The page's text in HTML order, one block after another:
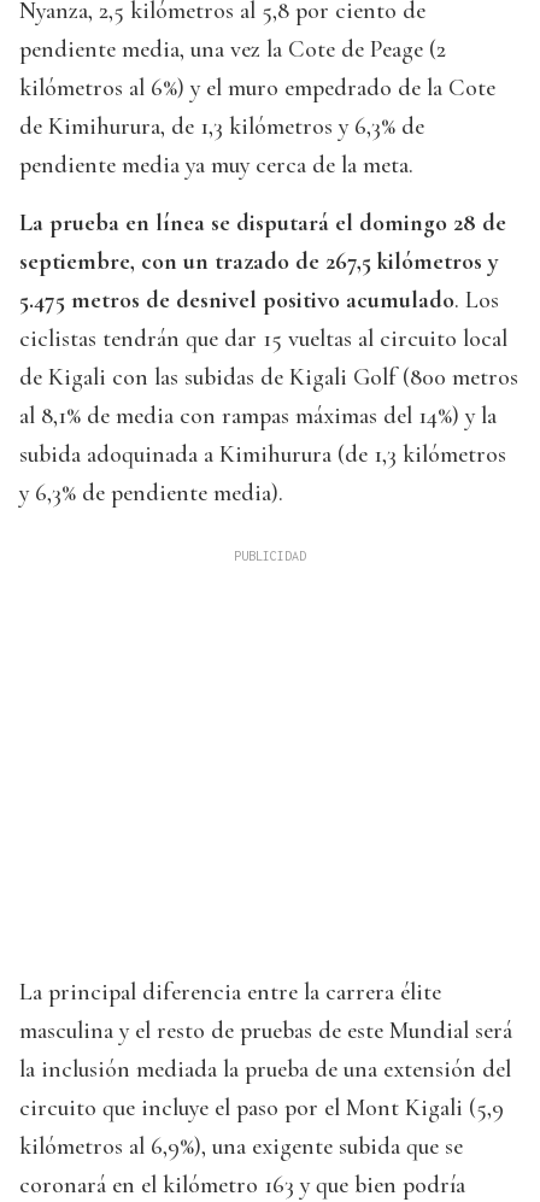
Nyanza, 2,5 kilómetros al 5,8 por ciento de
pendiente media, una vez la Cote de Peage (2
kilómetros al 6%) y el muro empedrado de la Cote
de Kimihurura, de 1,3 kilómetros y 6,3% de
pendiente media ya muy cerca de la meta.
La prueba en línea se disputará el domingo 28 de
septiembre, con un trazado de 267,5 kilómetros y
5.475 metros de desnivel positivo acumulado. Los
ciclistas tendrán que dar 15 vueltas al circuito local
de Kigali con las subidas de Kigali Golf (800 metros
al 8,1% de media con rampas máximas del 14%) y la
subida adoquinada a Kimihurura (de 1,3 kilómetros
y 6,3% de pendiente media).
La principal diferencia entre la carrera élite
masculina y el resto de pruebas de este Mundial será
la inclusión mediada la prueba de una extensión del
circuito que incluye el paso por el Mont Kigali (5,9
kilómetros al 6,9%), una exigente subida que se
coronará en el kilómetro 163 y que bien podría